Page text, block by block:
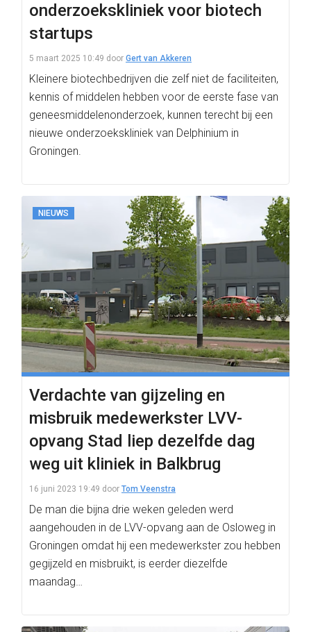
onderzoekskliniek voor biotech
startups
5 maart 2025 10:49 door Gert van Akkeren
Kleinere biotechbedrijven die zelf niet de faciliteiten,
kennis of middelen hebben voor de eerste fase van
geneesmiddelenonderzoek, kunnen terecht bij een
nieuwe onderzoekskliniek van Delphinium in
Groningen.
NIEUWS
Verdachte van gijzeling en
misbruik medewerkster LVV-
opvang Stad liep dezelfde dag
weg uit kliniek in Balkbrug
16 juni 2023 19:49 door Tom Veenstra
De man die bijna drie weken geleden werd
aangehouden in de LVV-opvang aan de Osloweg in
Groningen omdat hij een medewerkster zou hebben
gegijzeld en misbruikt, is eerder diezelfde
maandag…